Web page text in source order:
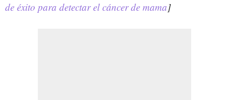
de éxito para detectar el cáncer de mama]